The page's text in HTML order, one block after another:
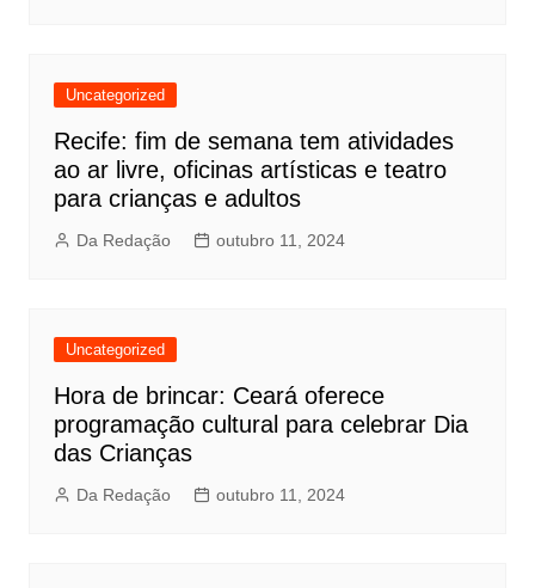
Uncategorized
Recife: fim de semana tem atividades
ao ar livre, oficinas artísticas e teatro
para crianças e adultos
Da Redação outubro 11, 2024
Uncategorized
Hora de brincar: Ceará oferece
programação cultural para celebrar Dia
das Crianças
Da Redação outubro 11, 2024